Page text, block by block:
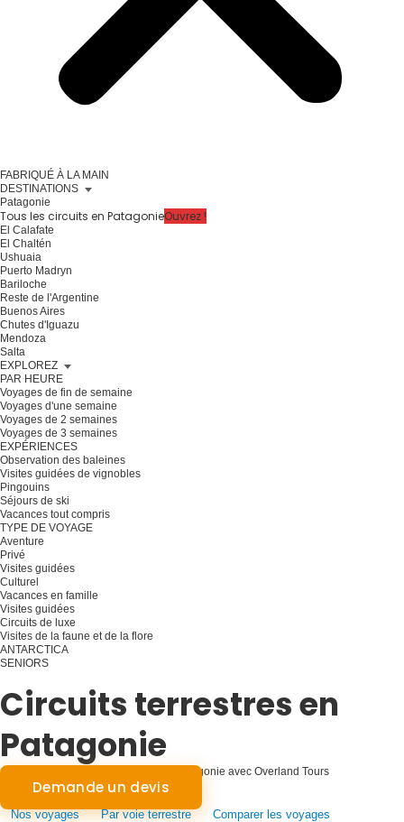
FABRIQUÉ À LA MAIN
DESTINATIONS
Patagonie
Tous les circuits en PatagonieOuvrez !
El Calafate
El Chaltén
Ushuaia
Puerto Madryn
Bariloche
Reste de l'Argentine
Buenos Aires
Chutes d'Iguazu
Mendoza
Salta
EXPLOREZ
PAR HEURE
Voyages de fin de semaine
Voyages d'une semaine
Voyages de 2 semaines
Voyages de 3 semaines
EXPÉRIENCES
Observation des baleines
Visites guidées de vignobles
Pingouins
Séjours de ski
Vacances tout compris
TYPE DE VOYAGE
Aventure
Privé
Visites guidées
Culturel
Vacances en famille
Visites guidées
Circuits de luxe
Visites de la faune et de la flore
ANTARCTICA
SENIORS
Circuits terrestres en
Patagonie
Aventures hors réseau : Explorer la Patagonie avec Overland Tours
Demande un devis
Nos voyages Par voie terrestre Comparer les voyages